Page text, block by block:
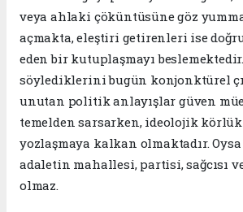
veya ahlaki çöküntüsüne göz
açmakta, eleştiri getirenleri ise
eden bir kutuplaşmayı
söylediklerini bugün konjonktürel
unutan politik anlayışlar güven
temelden sarsarken, ideolojik körlük
yozlaşmaya kalkan olmaktadır.
adaletin mahallesi, partisi, sağcısı
olmaz.